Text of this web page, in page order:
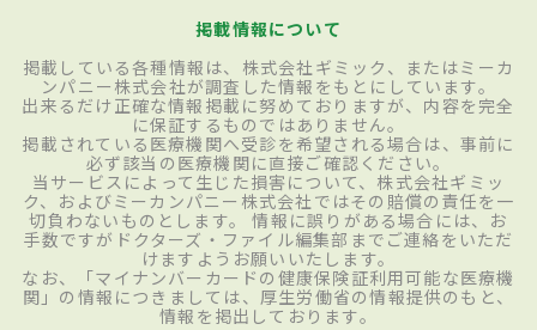
掲載情報について
掲載している各種情報は、株式会社ギミック、またはミーカ
ンパニー株式会社が調査した情報をもとにしています。
出来るだけ正確な情報掲載に努めておりますが、内容を完全
に保証するものではありません。
掲載されている医療機関へ受診を希望される場合は、事前に
必ず該当の医療機関に直接ご確認ください。
当サービスによって生じた損害について、株式会社ギミッ
ク、およびミーカンパニー株式会社ではその賠償の責任を一
切負わないものとします。 情報に誤りがある場合には、お
手数ですがドクターズ・ファイル編集部までご連絡をいただ
けますようお願いいたします。
なお、「マイナンバーカードの健康保険証利用可能な医療機
関」の情報につきましては、厚生労働省の情報提供のもと、
情報を掲出しております。